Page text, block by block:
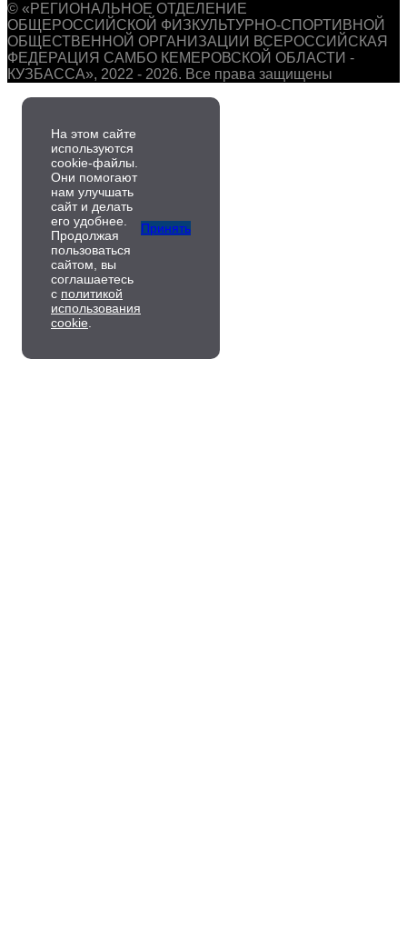
© «РЕГИОНАЛЬНОЕ ОТДЕЛЕНИЕ
ОБЩЕРОССИЙСКОЙ ФИЗКУЛЬТУРНО-СПОРТИВНОЙ
ОБЩЕСТВЕННОЙ ОРГАНИЗАЦИИ ВСЕРОССИЙСКАЯ
ФЕДЕРАЦИЯ САМБО КЕМЕРОВСКОЙ ОБЛАСТИ -
КУЗБАССА», 2022 - 2026. Все права защищены
На этом сайте
используются
cookie-файлы.
Они помогают
нам улучшать
сайт и делать
его удобнее.
Продолжая
пользоваться
сайтом, вы
соглашаетесь
с политикой
использования
cookie
Принять